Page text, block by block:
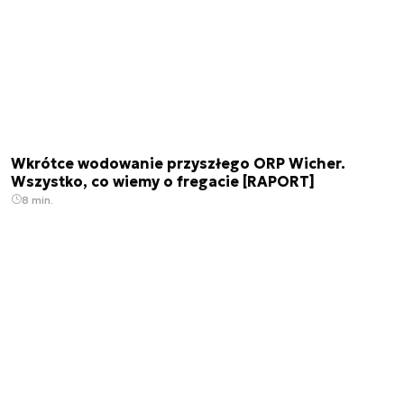
Wkrótce wodowanie przyszłego ORP Wicher.
Wszystko, co wiemy o fregacie [RAPORT]
8 min.